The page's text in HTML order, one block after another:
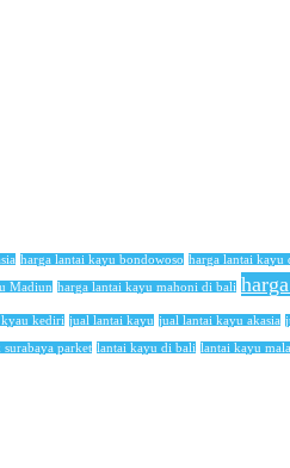
harga lantai kayu bondowoso harga lantai kayu
Madiun harga lantai kayu mahoni di bali
kediri jual lantai kayu jual lantai kayu akasia
surabaya parket lantai kayu di bali lantai kayu